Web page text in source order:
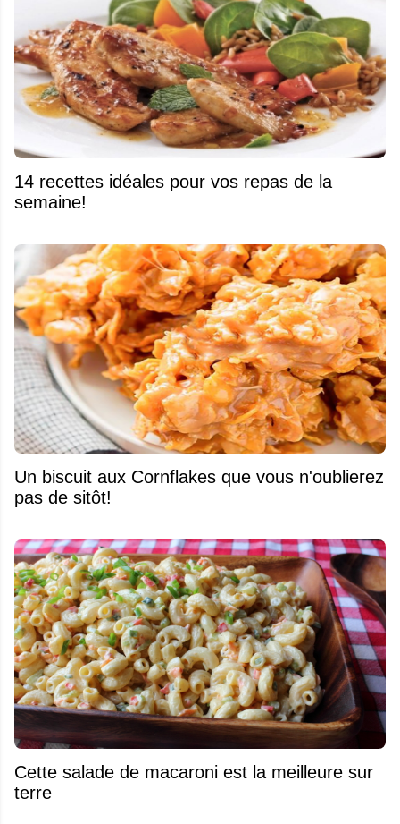
14 recettes idéales pour vos repas de la
semaine!
Un biscuit aux Cornflakes que vous n'oublierez
pas de sitôt!
Cette salade de macaroni est la meilleure sur
terre